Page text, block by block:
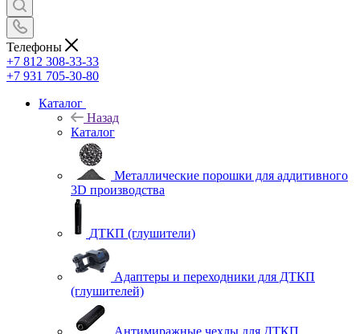
Телефоны
+7 812 308-33-33
+7 931 705-30-80
Каталог
Назад
Каталог
Металлические порошки для аддитивного
3D производства
ДТКП (глушители)
Адаптеры и переходники для ДТКП
(глушителей)
Антимиражные чехлы для ДТКП